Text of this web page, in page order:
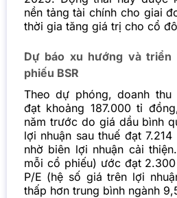
nền tảng tài chính cho giai
thời gia tăng giá trị cho cổ
Dự báo xu hướng và
phiếu BSR
Theo dự phóng, doanh thu
đạt khoảng 187.000 tỉ
năm trước do giá dầu bình
lợi nhuận sau thuế đạt
nhờ biên lợi nhuận cải
mỗi cổ phiếu) ước đạt
P/E (hệ số giá trên lợi
thấp hơn trung bình ngành